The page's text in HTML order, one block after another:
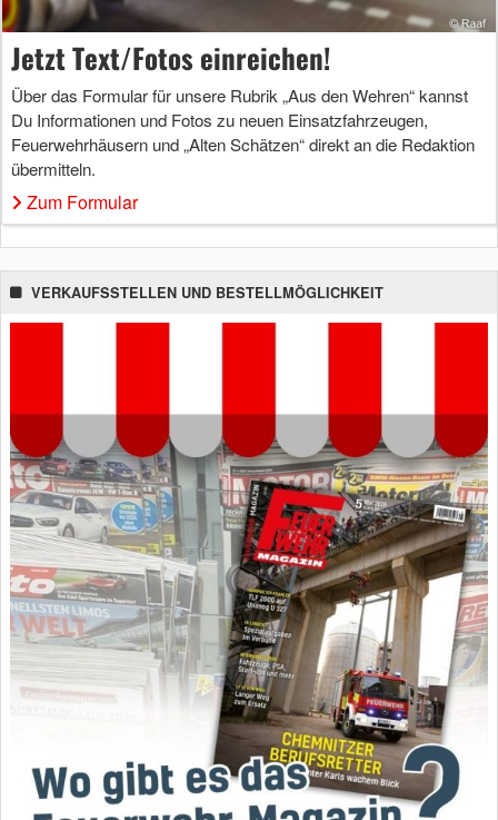
Jetzt Text/Fotos einreichen!
Über das Formular für unsere Rubrik „Aus den Wehren“ kannst
Du Informationen und Fotos zu neuen Einsatzfahrzeugen,
Feuerwehrhäusern und „Alten Schätzen“ direkt an die Redaktion
übermitteln.
Zum Formular
VERKAUFSSTELLEN UND BESTELLMÖGLICHKEIT